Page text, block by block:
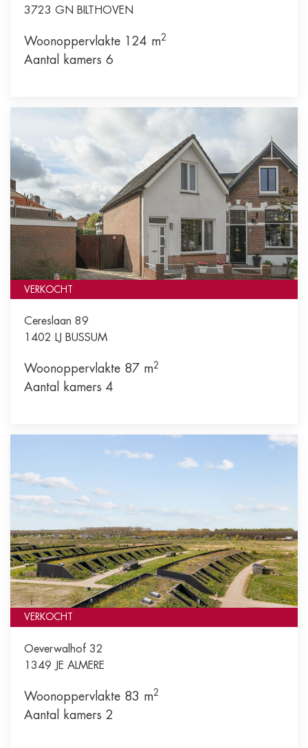
3723 GN BILTHOVEN
Woonoppervlakte 124 m2
Aantal kamers 6
VERKOCHT
Cereslaan 89
1402 LJ
BUSSUM
Woonoppervlakte 87 m2
Aantal kamers 4
VERKOCHT
Oeverwalhof 32
1349 JE ALMERE
Woonoppervlakte 83 m2
Aantal kamers 2